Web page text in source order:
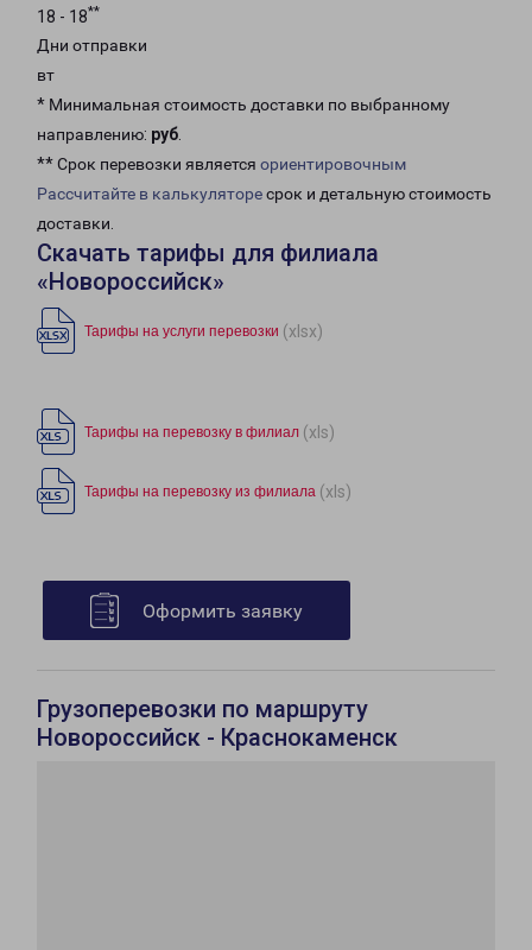
18 - 18**
Дни отправки
вт
* Минимальная стоимость доставки по выбранному
направлению: руб.
** Срок перевозки является ориентировочным
Рассчитайте в калькуляторесрок и детальную стоимость
доставки.
Скачать тарифы для филиала
«Новороссийск»
Тарифы на услуги перевозки (xlsx)
Тарифы на перевозку в филиал (xls)
Тарифы на перевозку из филиала (xls)
Оформить заявку
Грузоперевозки по маршруту
Новороссийск - Краснокаменск